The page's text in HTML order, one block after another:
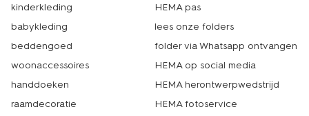
kinderkleding
babykleding
beddengoed
woonaccessoires
handdoeken
raamdecoratie
HEMA pas
lees onze folders
folder via Whatsapp ontvangen
HEMA op social media
HEMA herontwerpwedstrijd
HEMA fotoservice